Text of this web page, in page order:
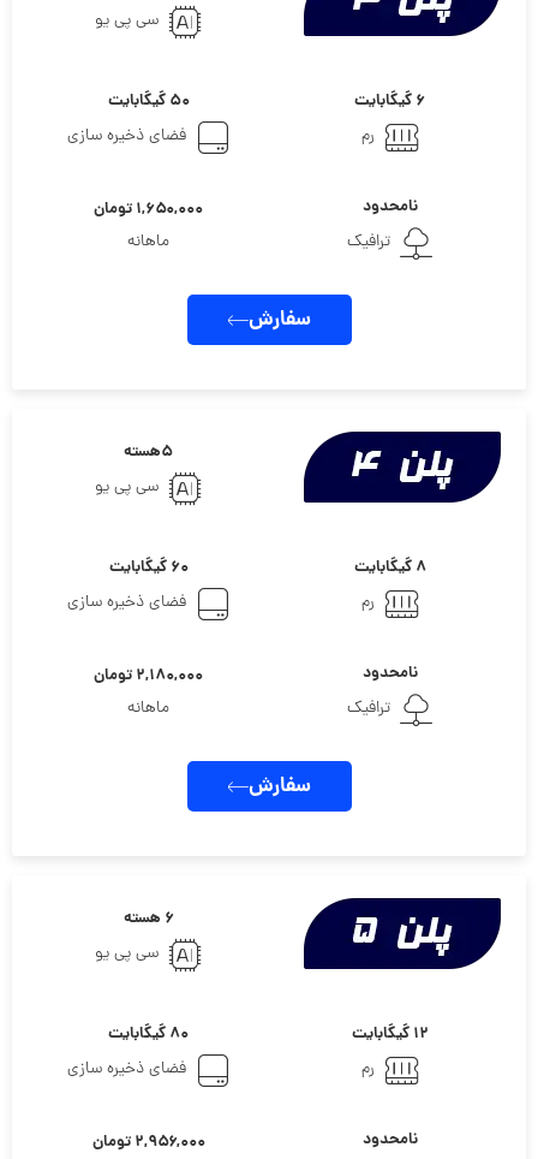
سی پی یو
۶ گیگابایت
رم
۵۰ گیگابایت
فضای ذخیره سازی
نامحدود
ترافیک
۱,۶۵۰,۰۰۰ تومان
ماهانه
سفارش
۵هسته
سی پی یو
۸ گیگابایت
رم
۶۰ گیگابایت
فضای ذخیره سازی
نامحدود
ترافیک
۲,۱۸۰,۰۰۰ تومان
ماهانه
سفارش
۶ هسته
سی پی یو
۱۲ گیگابایت
رم
۸۰ گیگابایت
فضای ذخیره سازی
نامحدود ۲,۹۵۶,۰۰۰ تومان